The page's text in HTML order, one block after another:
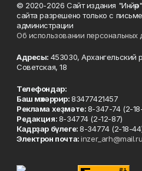
© 2020-2026 Сайт издания
сайта разрешено только с
администрации
Об использовании персональных
Адресы: 453030, Архангельский
Советская, 18
Телефондар:
Баш мөхәррир:83477421457
Реклама хеҙмәте:8-347-74 (2-
Редакция:8-34774 (2-12-87)
Кадрҙар бүлеге:8-34774 (2-18-
Электрон почта:inzer_arh@mail.ru